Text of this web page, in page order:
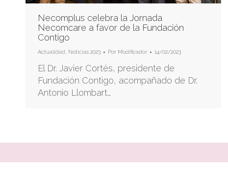
Necomplus celebra la Jornada
Necomcare a favor de la Fundación
Contigo
Actualidad, Noticias 2023 Por Modificador 14/02/2023
El Dr. Javier Cortés, presidente de
Fundación Contigo, acompañado de Dr.
Antonio Llombart…